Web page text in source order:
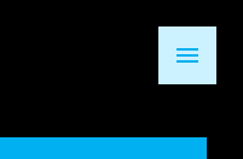
menu